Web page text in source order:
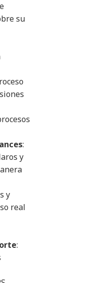
su
:
y
y
real
: